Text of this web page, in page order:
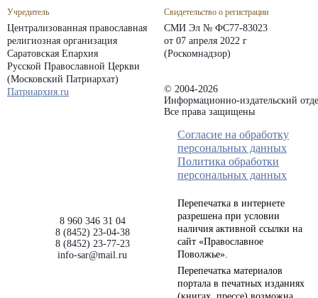
8 960 346 31 04
8 (8452) 23-04-38
8 (8452) 23-77-23
info-sar@mail.ru
Учредитель
Централизованная православная
религиозная организация
Саратовская Епархия
Русской Православной Церкви
(Московский Патриархат)
Патриархия.ru
Свидетельство о регистрации
СМИ Эл № ФС77-83023
от 07 апреля 2022 г
(Роскомнадзор)
© 2004-2026
Информационно-издательский
Все права защищены
Согласие на обработку
персональных данных
Политика обработки
персональных данных
Перепечатка в интернете
разрешена при условии
наличия активной ссылки на
сайт «Православное
Поволжье».
Перепечатка материалов
портала в печатных изданиях